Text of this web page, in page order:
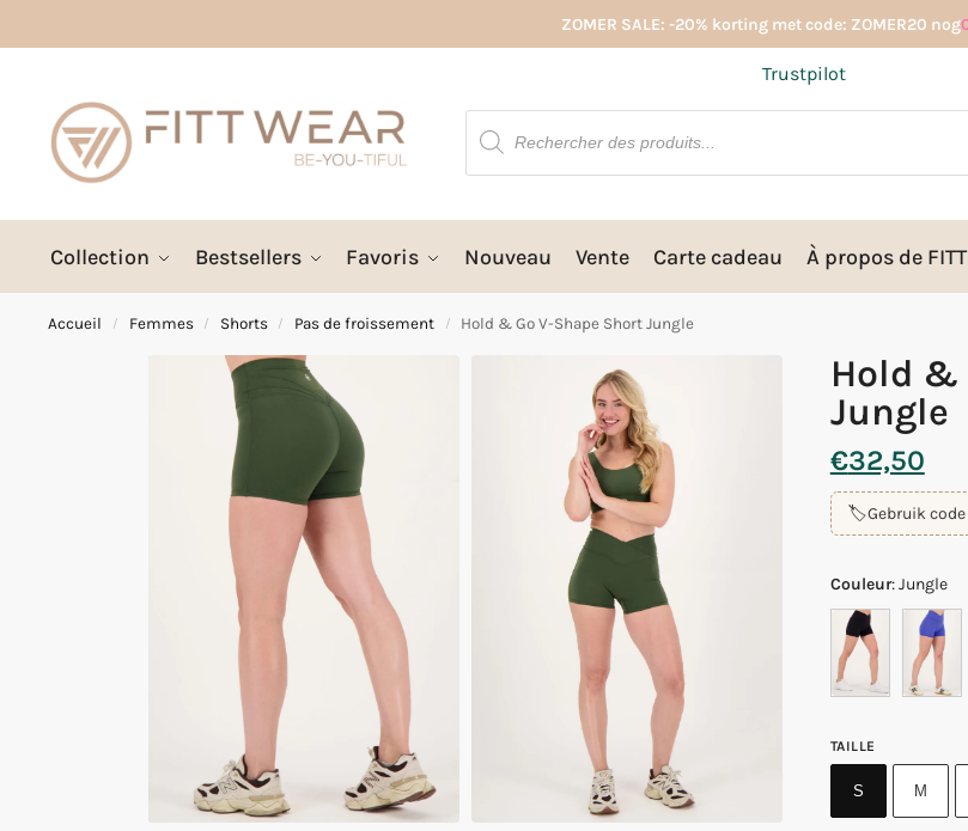
ZOMER SALE: -20% korting met code: ZOMER20 nog
Trustpilot
Collection Bestsellers Favoris Nouveau Vente Carte cadeau À propos de FITT
Accueil / Femmes / Shorts / Pas de froissement / Hold & Go V-Shape Short Jungle
Hold &
Jungle
€32,50
🏷️Gebruik code
Couleur:Jungle
TAILLE
S M